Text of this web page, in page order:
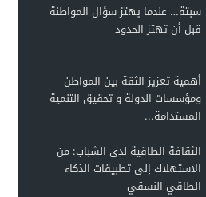
سبتة… عندما يهتز سؤال المواطنة
قبل أن تهتز الحدود
أهمية تعزيز الثقة بين المواطن
ومؤسسات الدولة و تحقيق التنمية
المستدامة...
الثقافة الطاقية لدى الشباب: من
الاستهلاك إلى تطبيقات الذكاء
الطاقي النسقي